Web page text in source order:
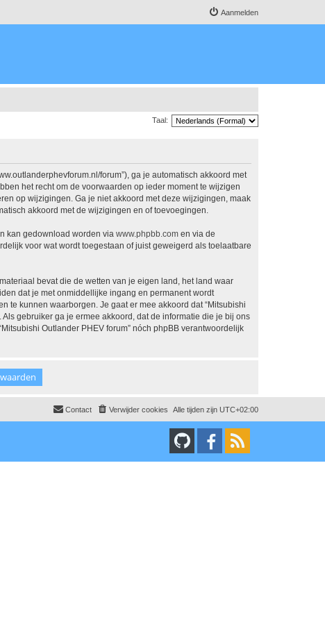
Aanmelden
Taal:
forum”), ga je automatisch akkoord met
het recht om de voorwaarden op ieder moment te wijzigen
op wijzigingen. Ga je niet akkoord met deze wijzigingen, maak
akkoord met de wijzigingen en of toevoegingen.
kan gedownload worden via www.phpbb.com en via de
voor wat wordt toegestaan of juist geweigerd als toelaatbare
bevat die de wetten van je eigen land, het land waar
dat je met onmiddellijke ingang en permanent wordt
te kunnen waarborgen. Je gaat er mee akkoord dat “Mitsubishi
gebruiker ga je ermee akkoord, dat de informatie die je bij ons
Outlander PHEV forum” nóch phpBB verantwoordelijk
Alle tijden zijn UTC+02:00
Verwijder cookies
Contact